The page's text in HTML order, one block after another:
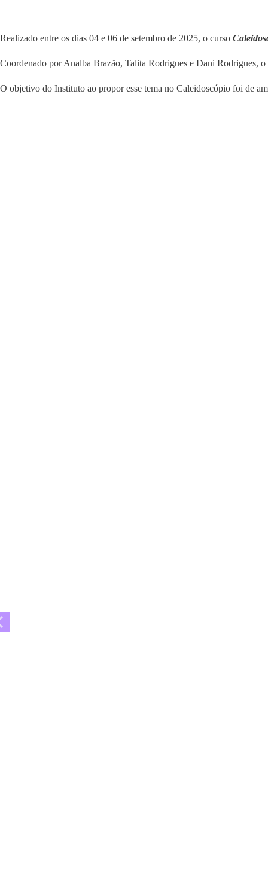
Realizado entre os dias 04 e 06 de setembro de 2025, o curso
Coordenado por Analba Brazão, Talita Rodrigues e Dani Rodrigues,
O objetivo do Instituto ao propor esse tema no Caleidoscópio foi de